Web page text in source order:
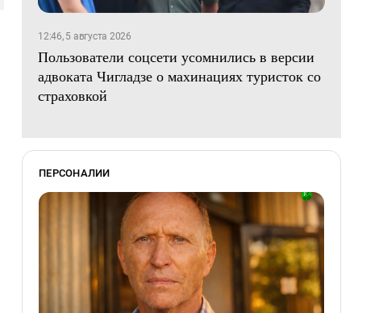
12:46, 5 августа 2026
Пользователи соцсети усомнились в версии
адвоката Чигладзе о махинациях туристок со
страховкой
ПЕРСОНАЛИИ